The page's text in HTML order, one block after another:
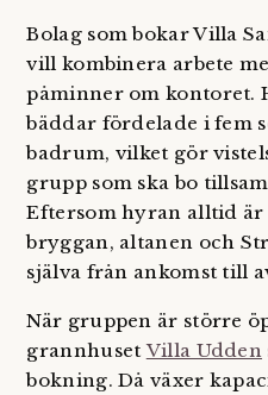
Bolag som bokar Villa
vill kombinera arbete
påminner om kontoret.
bäddar fördelade i fem
badrum, vilket gör
grupp som ska bo
Eftersom hyran alltid
bryggan, altanen och
själva från ankomst till
När gruppen är större
grannhusetVilla Udden
bokning. Då växer